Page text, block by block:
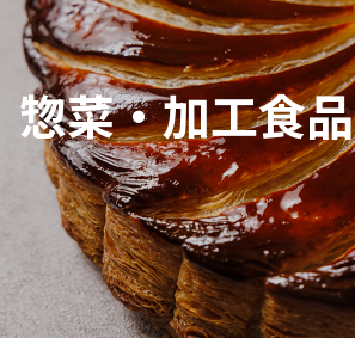
惣菜・加工食品